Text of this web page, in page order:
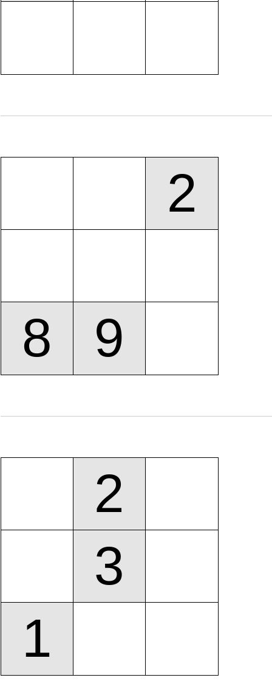
2
8 9
2
3
1